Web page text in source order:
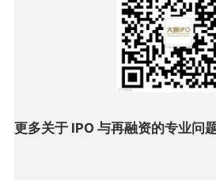
更多关于 IPO 与再融资的专业问